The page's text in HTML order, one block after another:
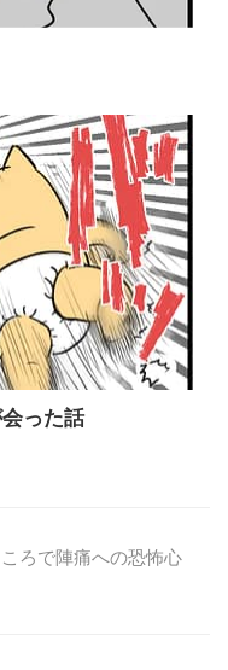
った話
ろで陣痛への恐怖心